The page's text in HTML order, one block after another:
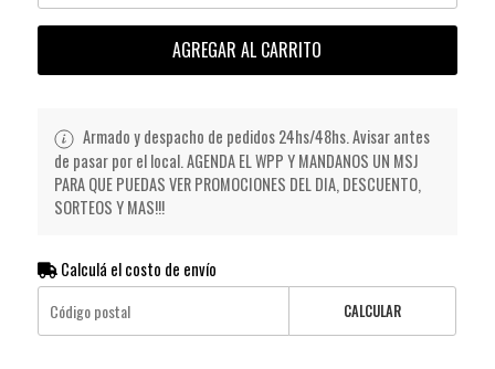
AGREGAR AL CARRITO
Armado y despacho de pedidos 24hs/48hs. Avisar antes
de pasar por el local. AGENDA EL WPP Y MANDANOS UN MSJ
PARA QUE PUEDAS VER PROMOCIONES DEL DIA, DESCUENTO,
SORTEOS Y MAS!!!
Calculá el costo de envío
CALCULAR